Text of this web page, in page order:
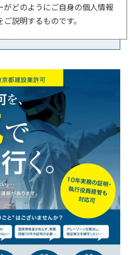
がどのようにご自身の個人情報
説明するものです。
】
区小石川1-3-23 ル・ビジュー
郎
取得方法】
用登録をするとき、氏名・生
番号・メールアドレスなど個
を取得させていただきます。
ムやコメントの送信時には、
ールアドレスを取得させてい
利用目的】
履歴等の情報を分析し、ユー
品・サービスをお知らせするた